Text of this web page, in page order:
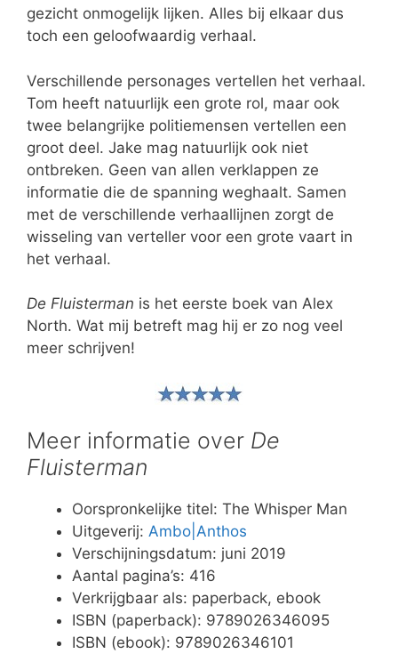
gezicht onmogelijk lijken. Alles bij elkaar dus
toch een geloofwaardig verhaal.
Verschillende personages vertellen het verhaal.
Tom heeft natuurlijk een grote rol, maar ook
twee belangrijke politiemensen vertellen een
groot deel. Jake mag natuurlijk ook niet
ontbreken. Geen van allen verklappen ze
informatie die de spanning weghaalt. Samen
met de verschillende verhaallijnen zorgt de
wisseling van verteller voor een grote vaart in
het verhaal.
De Fluisterman is het eerste boek van Alex
North. Wat mij betreft mag hij er zo nog veel
meer schrijven!
Meer informatie over De
Fluisterman
Oorspronkelijke titel: The Whisper Man
Uitgeverij: Ambo|Anthos
Verschijningsdatum: juni 2019
Aantal pagina’s: 416
Verkrijgbaar als: paperback, ebook
ISBN (paperback): 9789026346095
ISBN (ebook): 9789026346101